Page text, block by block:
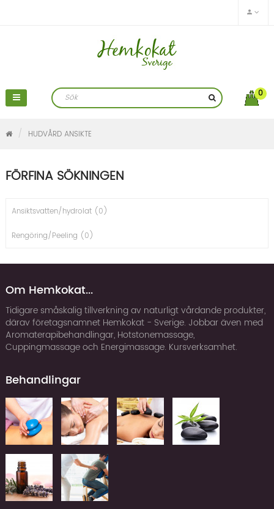
0
HUDVÅRD ANSIKTE
FÖRFINA SÖKNINGEN
Ansiktsvatten/hydrolat (0)
Rengöring/Peeling (0)
Om Hemkokat...
Tidigare småskalig tillverkning av naturligt vårdande produkter,
därav företagsnamnet Hemkokat - Sverige. Jobbar även med
Aromaterapibehandlingar, Hotstonemassage,
Cuppingmassage och Energimassage. Kursverksamhet.
Behandlingar